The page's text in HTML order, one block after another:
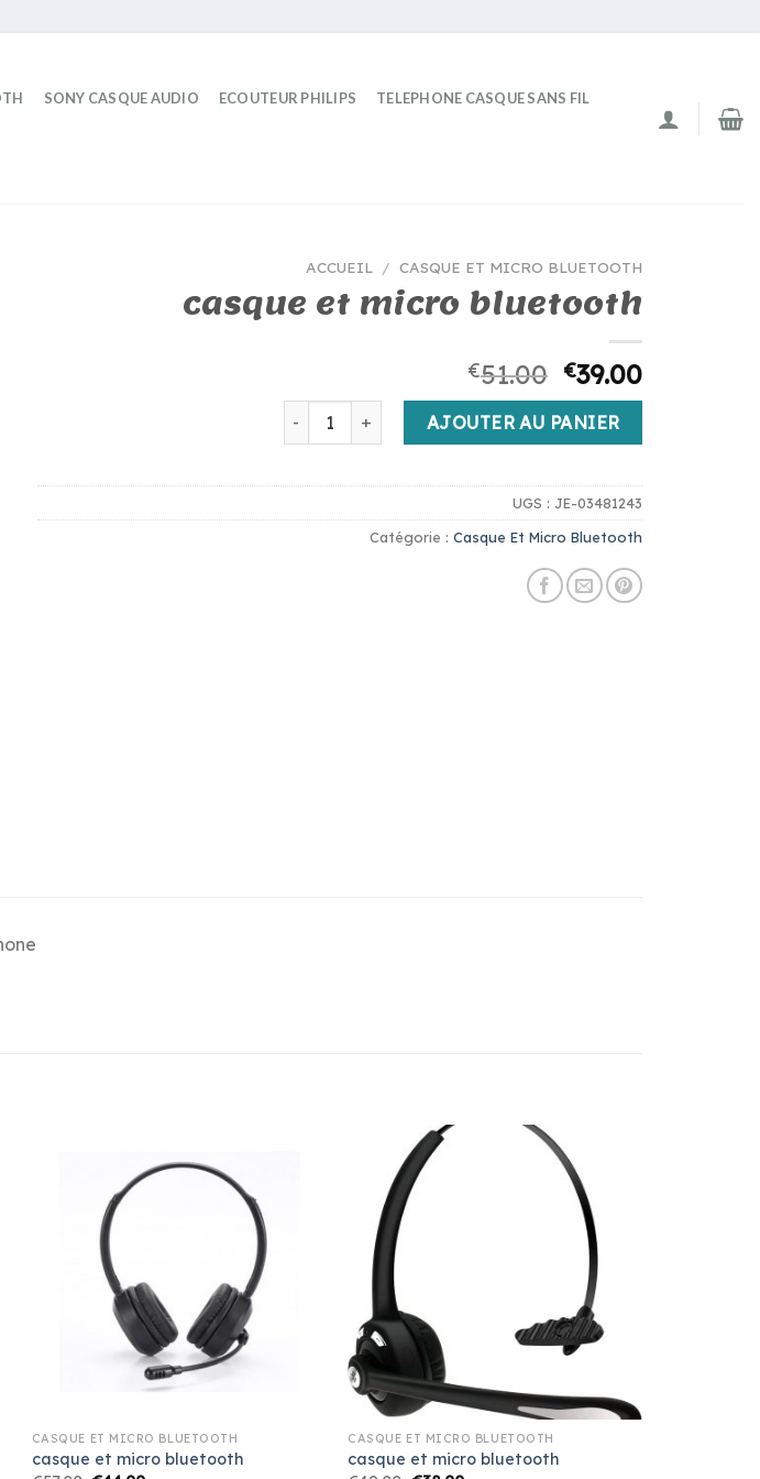
SONY CASQUE AUDIO ECOUTEUR PHILIPS TELEPHONE CASQUE SANS FIL
ACCUEIL / CASQUE ET MICRO BLUETOOTH
casque et micro bluetooth
€51.00 €39.00
quantité de casque et micro bluetooth
AJOUTER AU PANIER
UGS : JE-03481243
Catégorie : Casque Et Micro Bluetooth
CASQUE ET MICRO BLUETOOTH
casque et micro bluetooth
CASQUE ET MICRO BLUETOOTH
casque et micro bluetooth